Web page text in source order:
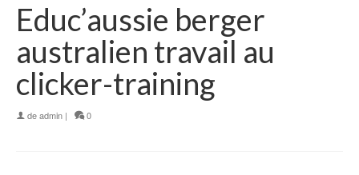
Educ’aussie berger
australien travail au
clicker-training
deadmin | 0